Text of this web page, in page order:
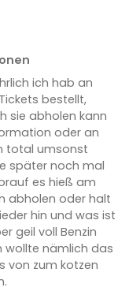
ich hab an
bestellt,
sie abholen kann
oder an
total umsonst
später noch mal
es hieß am
abholen oder halt
hin und was ist
geil voll Benzin
wollte nämlich das
von zum kotzen